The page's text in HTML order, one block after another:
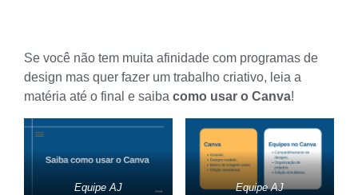
Se você não tem muita afinidade com programas de
design mas quer fazer um trabalho criativo, leia a
matéria até o final e saiba como usar o Canva!
Equipe AJ Equipe AJ